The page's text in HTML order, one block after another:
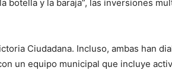
botella y la baraja”, las inversiones
Ciudadana. Incluso, ambas han
un equipo municipal que incluye